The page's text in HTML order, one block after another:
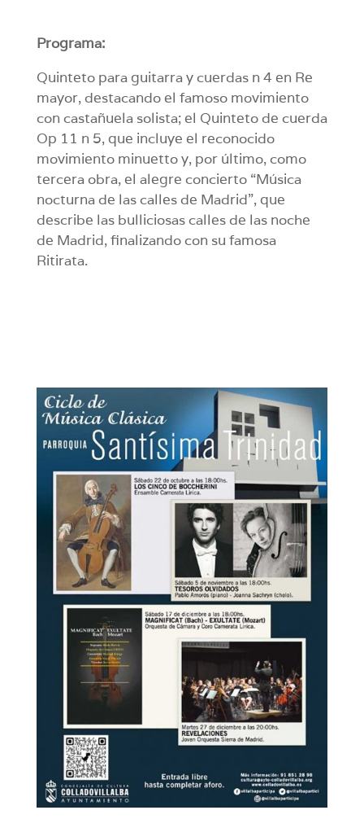
Programa:
Quinteto para guitarra y cuerdas n 4 en Re
mayor, destacando el famoso movimiento
con castañuela solista; el Quinteto de cuerda
Op 11 n 5, que incluye el reconocido
movimiento minuetto y, por último, como
tercera obra, el alegre concierto “Música
nocturna de las calles de Madrid”, que
describe las bulliciosas calles de las noche
de Madrid, finalizando con su famosa
Ritirata.